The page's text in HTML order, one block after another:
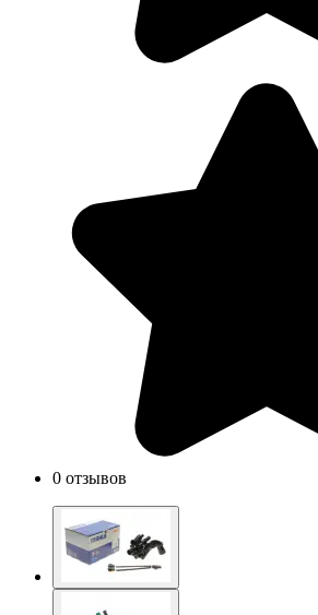
0 отзывов